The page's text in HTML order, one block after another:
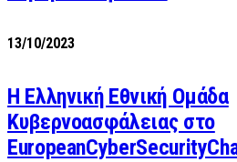
13/10/2023
Η Ελληνική Εθνική Ομάδα
Κυβερνοασφάλειας στο